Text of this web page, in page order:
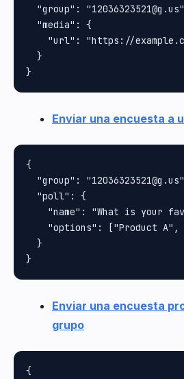
"group":
  "media": {
"url": "https://
  }
Enviar una encuesta a
{
"group":
  "poll": {
"name": "What is your
"options": ["Product
  }
Enviar una encuesta
grupo
{